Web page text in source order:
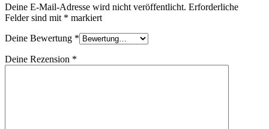
Deine E-Mail-Adresse wird nicht veröffentlicht. Erforderliche
Felder sind mit * markiert
Deine Bewertung *
Deine Rezension *